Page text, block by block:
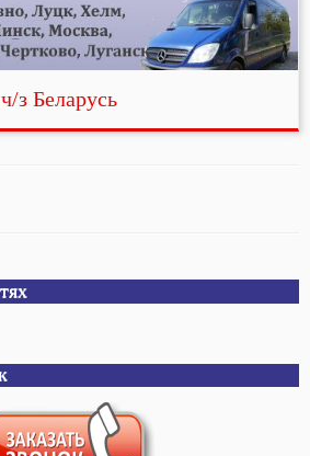
з Беларусь